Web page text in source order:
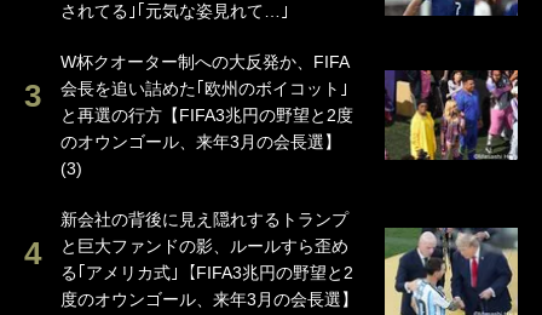
されてる｣｢元気な姿見れて…｣
W杯クオーター制への大反発か、FIFA
会長を追い詰めた｢欧州のボイコット｣
と再選の行方【FIFA3兆円の野望と2度
のオウンゴール、来年3月の会長選】
(3)
新会社の背後に見え隠れするトランプ
と巨大ファンドの影、ルールすら歪め
る｢アメリカ式｣【FIFA3兆円の野望と2
度のオウンゴール、来年3月の会長選】